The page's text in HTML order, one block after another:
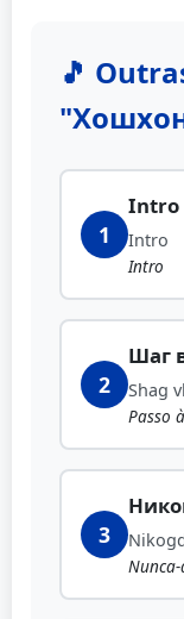
🎵
1
Intro
Intro
Intro
2
Шаг
Shag
Passo
3